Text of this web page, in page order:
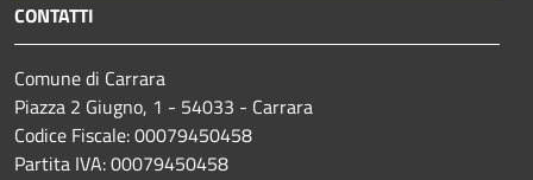
CONTATTI
Comune di Carrara
Piazza 2 Giugno, 1 - 54033 - Carrara
Codice Fiscale: 00079450458
Partita IVA: 00079450458